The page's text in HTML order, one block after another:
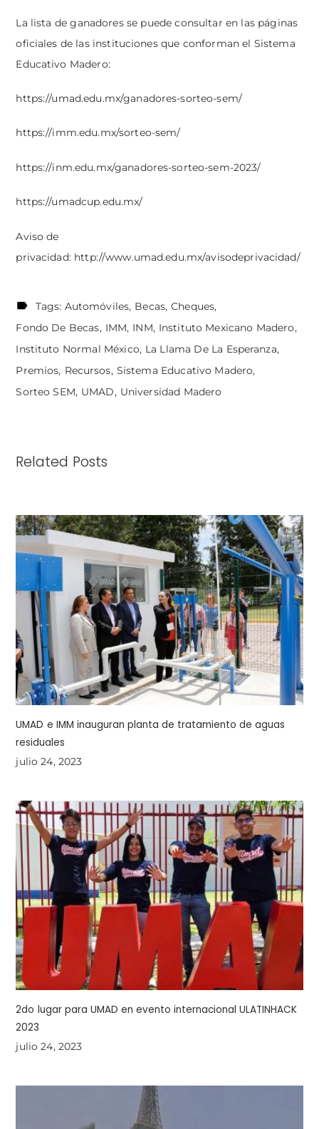
La lista de ganadores se puede consultar en las páginas
oficiales de las instituciones que conforman el Sistema
Educativo Madero:
https://umad.edu.mx/ganadores-sorteo-sem/
https://imm.edu.mx/sorteo-sem/
https://inm.edu.mx/ganadores-sorteo-sem-2023/
https://umadcup.edu.mx/
Aviso de
privacidad: http://www.umad.edu.mx/avisodeprivacidad/
Tags: Automóviles Becas Cheques
Fondo De Becas
IMM INM
Instituto Mexicano Madero
Instituto Normal México
La Llama De La Esperanza
Premios
Recursos Sistema Educativo Madero
Sorteo SEM
UMAD Universidad Madero
Related Posts
UMAD e IMM inauguran planta de tratamiento de aguas
residuales
julio 24, 2023
2do lugar para UMAD en evento internacional ULATINHACK
2023
julio 24, 2023